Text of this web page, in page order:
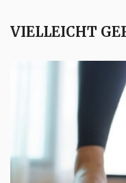
VIELLEICHT